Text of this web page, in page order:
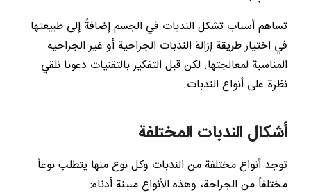
تساهم أسباب تشكل الندبات في الجسم إضافةً إلى طبيعتها
في اختيار طريقة إزالة الندبات الجراحية أو غير الجراحية
المناسبة لمعالجتها. لكن قبل التفكير بالتقنيات دعونا نلقي
نظرة على أنواع الندبات.
أشكال الندبات المختلفة
توجد أنواع مختلفة من الندبات وكل نوع منها يتطلب نوعاً
مختلفاً من الجراحة، وهذه الأنواع مبينة أدناه: